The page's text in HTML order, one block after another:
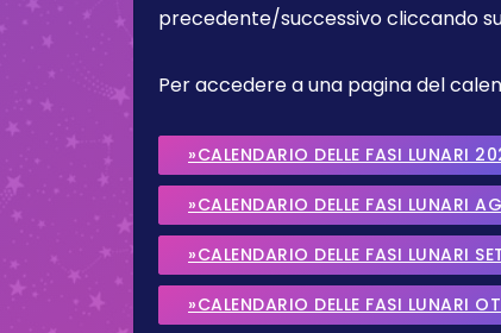
precedente/successivo cliccando
Per accedere a una pagina del
»CALENDARIO DELLE FASI LUNARI
»CALENDARIO DELLE FASI LUNARI
»CALENDARIO DELLE FASI LUNARI
»CALENDARIO DELLE FASI LUNARI